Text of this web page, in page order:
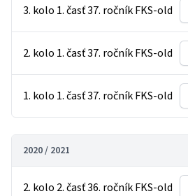
3. kolo 1. časť 37. ročník FKS-old
2. kolo 1. časť 37. ročník FKS-old
1. kolo 1. časť 37. ročník FKS-old
2020 / 2021
2. kolo 2. časť 36. ročník FKS-old